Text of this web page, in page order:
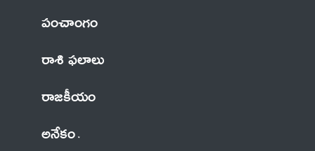
పంచాంగం
రాశి ఫలాలు
రాజకీయం
అనేకం